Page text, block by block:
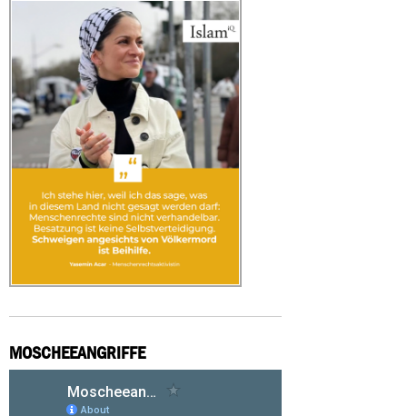
MOSCHEEANGRIFFE